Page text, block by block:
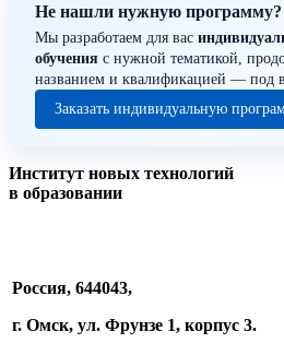
Не нашли нужную программу?
Мы разработаем для вас
обучения с нужной тематикой,
названием и квалификацией — под
Заказать индивидуальную
Институт новых технологий
в образовании
Россия, 644043,
г. Омск, ул. Фрунзе 1, корпус 3.